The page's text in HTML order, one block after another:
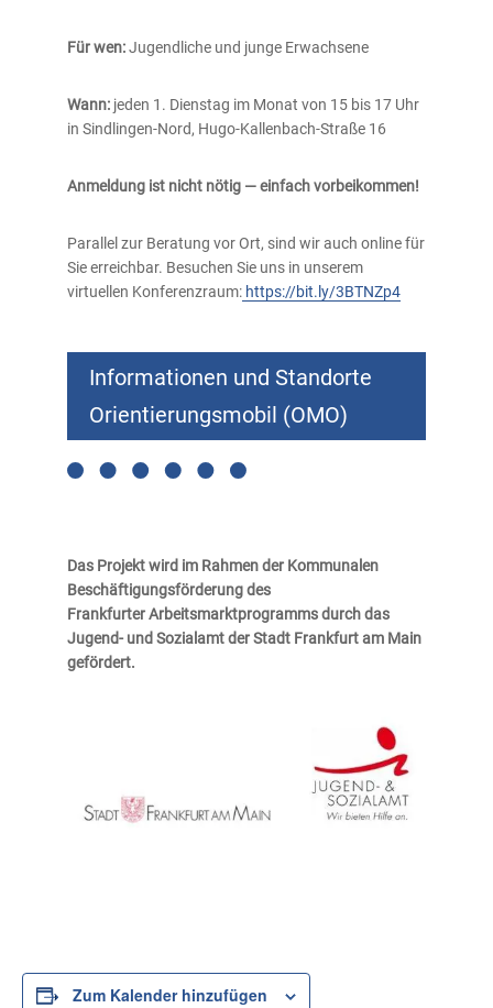
Für wen:Jugendliche und junge Erwachsene
Wann: jeden 1. Dienstag im Monat von 15 bis 17 Uhr
in Sindlingen-Nord, Hugo-Kallenbach-Straße 16
Anmeldung ist nicht nötig — einfach vorbeikommen!
Parallel zur Beratung vor Ort, sind wir auch online für
Sie erreichbar. Besuchen Sie uns in unserem
virtuellen Konferenzraum:https://bit.ly/3BTNZp4
Informationen und Standorte
Orientierungsmobil (OMO)
Das Projekt wird im Rahmen der Kommunalen
Beschäftigungsförderung des
Frankfurter Arbeitsmarktprogramms durch das
Jugend- und Sozialamt der Stadt Frankfurt am Main
gefördert.
Zum Kalender hinzufügen